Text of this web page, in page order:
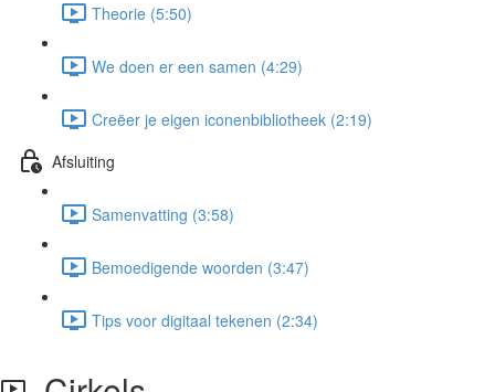
Theorie (5:50)
We doen er een samen (4:29)
Creëer je eigen iconenbibliotheek (2:19)
Afsluiting
Samenvatting (3:58)
Bemoedigende woorden (3:47)
Tips voor digitaal tekenen (2:34)